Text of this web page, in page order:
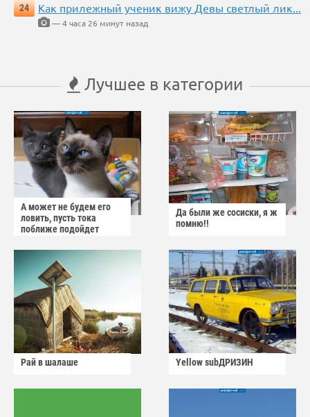
24
Как прилежный ученик вижу Девы светлый лик...
— 4 часа 26 минут назад
Лучшее в категории
А может не будем его
ловить, пусть тока
поближе подойдет
Да были же сосиски, я ж
помню!!
Рай в шалаше Yellow subДРИЗИН